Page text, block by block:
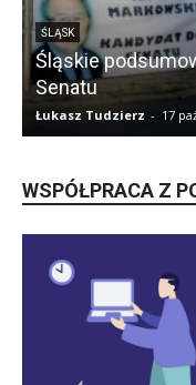
ŚLĄSK
Śląskie
Senatu
Łukasz Tudzierz - 17
WSPÓŁPRACA Z